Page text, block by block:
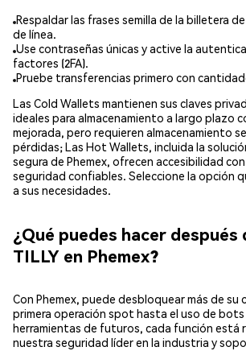
Respaldar las frases semilla de la billetera
de línea.
Use contraseñas únicas y active la
factores (2FA).
Pruebe transferencias primero con
Las Cold Wallets mantienen sus claves
ideales para almacenamiento a largo plazo
mejorada, pero requieren almacenamiento
pérdidas; Las Hot Wallets, incluida la
segura de Phemex, ofrecen accesibilidad
seguridad confiables. Seleccione la opción
a sus necesidades.
¿Qué puedes hacer después
TILLY en Phemex?
Con Phemex, puede desbloquear más de su
primera operación spot hasta el uso de
herramientas de futuros, cada función está
nuestra seguridad líder en la industria y